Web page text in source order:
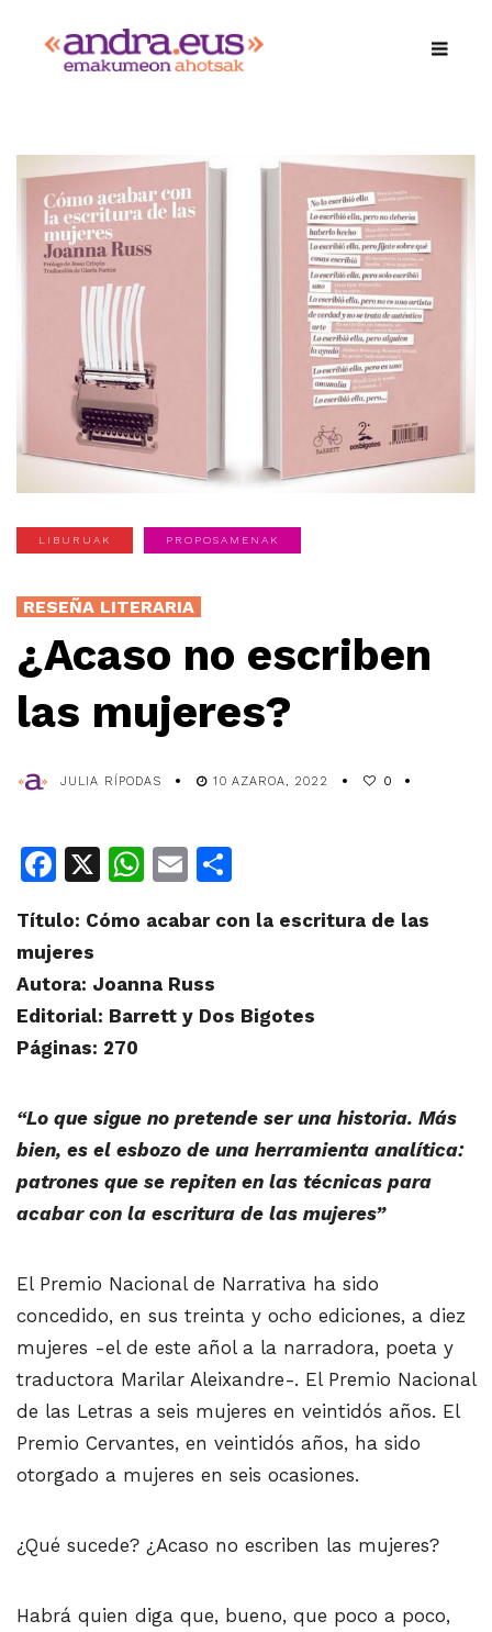
LIBURUAK PROPOSAMENAK
RESEÑA LITERARIA
¿Acaso no escriben
las mujeres?
JULIA RÍPODAS 10 AZAROA, 2022 0
Facebook
X WhatsApp
Email
Título: Cómo acabar con la escritura de las
mujeres
Autora: Joanna Russ
Editorial: Barrett y Dos Bigotes
Páginas: 270
“Lo que sigue no pretende ser una historia. Más
bien, es el esbozo de una herramienta analítica:
patrones que se repiten en las técnicas para
acabar con la escritura de las mujeres”
El Premio Nacional de Narrativa ha sido
concedido, en sus treinta y ocho ediciones, a diez
mujeres -el de este añol a la narradora, poeta y
traductora Marilar Aleixandre-. El Premio Nacional
de las Letras a seis mujeres en veintidós años. El
Premio Cervantes, en veintidós años, ha sido
otorgado a mujeres en seis ocasiones.
¿Qué sucede? ¿Acaso no escriben las mujeres?
Habrá quien diga que, bueno, que poco a poco,